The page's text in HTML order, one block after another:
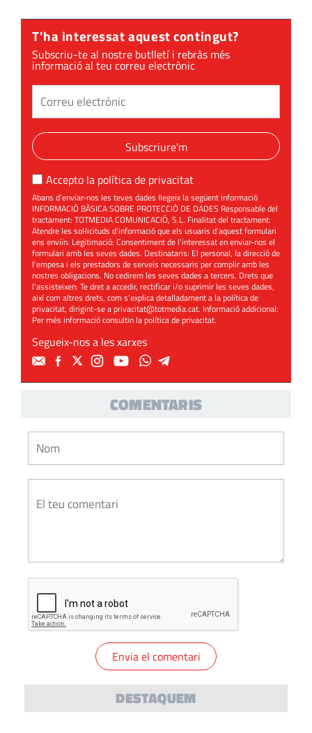
T'ha interessat aquest contingut?
Subscriu-te al nostre butlletí i rebràs més
informació al teu correu electrònic
Subscriure'm
Accepto la política de privacitat
Abans d’enviar-nos les teves dades llegeix la següent informació
INFORMACIÓ BÀSICA SOBRE PROTECCIÓ DE DADES Responsable del
tractament: TOTMEDIA COMUNICACIÓ, S.L. Finalitat del tractament:
Atendre les sol·licituds d’informació que els usuaris d’aquest formulari
ens enviïn. Legitimació: Consentiment de l’interessat en enviar-nos el
formulari amb les seves dades. Destinataris: El personal, la direcció de
l’empesa i els prestadors de serveis necessaris per complir amb les
nostres obligacions. No cedirem les seves dades a tercers. Drets que
l’assisteixen: Te dret a accedir, rectificar i/o suprimir les seves dades,
així com altres drets, com s’explica detalladament a la política de
privacitat, dirigint-se aprivacitat@totmedia.cat. Informació addicional:
Per més informació consultin lapolítica de privacitat.
Segueix-nos a les xarxes
COMENTARIS
DESTAQUEM